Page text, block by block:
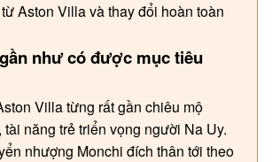
Aston Villa và thay đổi hoàn toàn
như có được mục tiêu
Villa từng rất gần chiêu mộ
năng trẻ triển vọng người Na Uy.
nhượng Monchi đích thân tới theo